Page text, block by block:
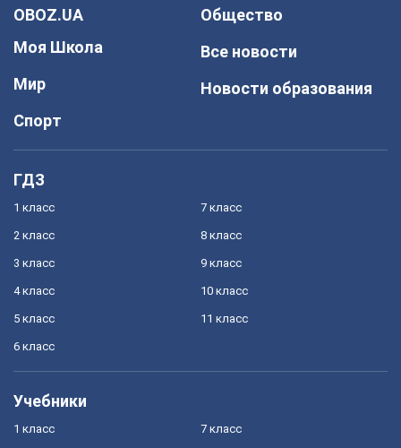
OBOZ.UA
Моя Школа
Мир
Спорт
Общество
Все новости
Новости образования
ГДЗ
1 класс
2 класс
3 класс
4 класс
5 класс
6 класс
7 класс
8 класс
9 класс
10 класс
11 класс
Учебники
1 класс 7 класс